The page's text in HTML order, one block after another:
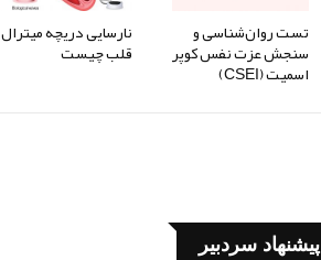
تست روان‌شناسی و
سنجش عزت نفس کوپر
اسمیت (CSEI)
نارسایی دریچه میترال
قلب چیست
پیشنهاد سردبیر